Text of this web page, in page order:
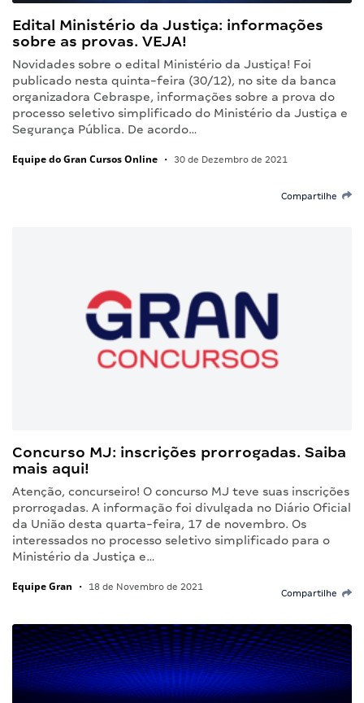
Edital Ministério da Justiça: informações
sobre as provas. VEJA!
Novidades sobre o edital Ministério da Justiça! Foi
publicado nesta quinta-feira (30/12), no site da banca
organizadora Cebraspe, informações sobre a prova do
processo seletivo simplificado do Ministério da Justiça e
Segurança Pública. De acordo…
Equipe do Gran Cursos Online • 30 de Dezembro de 2021
Compartilhe
Concurso MJ: inscrições prorrogadas. Saiba
mais aqui!
Atenção, concurseiro! O concurso MJ teve suas inscrições
prorrogadas. A informação foi divulgada no Diário Oficial
da União desta quarta-feira, 17 de novembro. Os
interessados no processo seletivo simplificado para o
Ministério da Justiça e…
Equipe Gran • 18 de Novembro de 2021
Compartilhe